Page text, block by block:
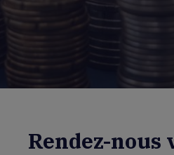
Rendez-nous